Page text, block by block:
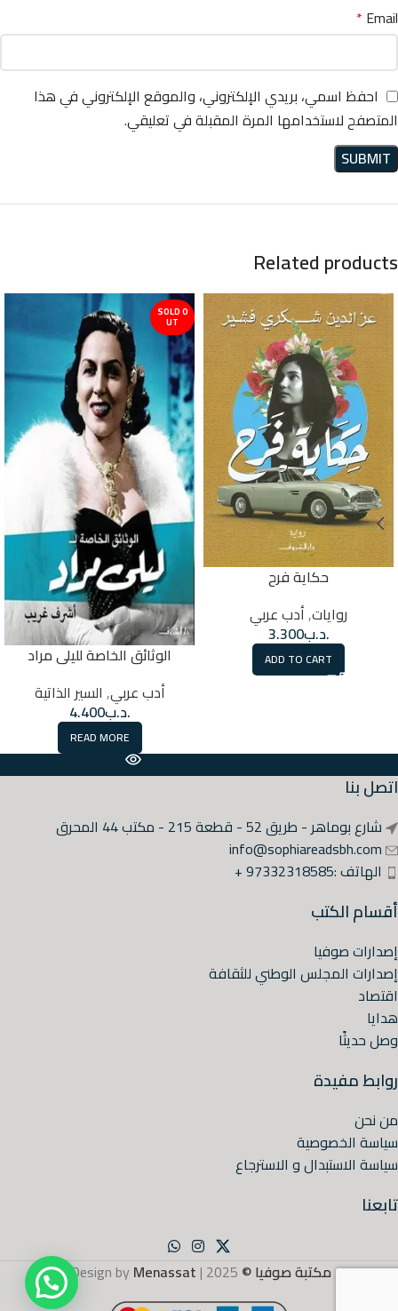
Email
*
احفظ اسمي، بريدي الإلكتروني، والموقع الإلكتروني في هذا
المتصفح لاستخدامها المرة المقبلة في تعليقي.
Related products
حكاية فرح
روايات,أدب عربي
.د.ب3.300
ADD TO CART
SOLD O
UT
الوثائق الخاصة لليلى مراد
أدب عربي, السير الذاتية
.د.ب4.400
READ MORE
اتصل بنا
شارع بوماهر - طريق 52 - قطعة 215 - مكتب 44 المحرق
info@sophiareadsbh.com
الهاتف :97332318585 +
أقسام الكتب
إصدارات صوفيا
إصدارات المجلس الوطني للثقافة
اقتصاد
هدايا
وصل حديثًا
روابط مفيدة
من نحن
سياسة الخصوصية
سياسة الاستبدال و الاسترجاع
تابعنا
مكتبة صوفيا © 2025 | Design by
Menassat
.